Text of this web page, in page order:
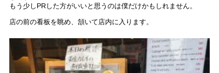
もう少しPRした方がいいと思うのは僕だけかもしれません。
店の前の看板を眺め、頷いて店内に入ります。